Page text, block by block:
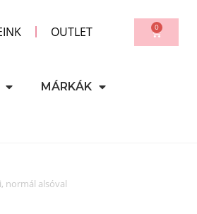
OUTLET 0
MÁRKÁK
normál alsóval